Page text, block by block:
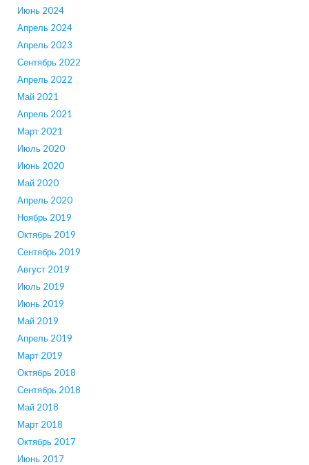
Июнь 2024
Апрель 2024
Апрель 2023
Сентябрь 2022
Апрель 2022
Май 2021
Апрель 2021
Март 2021
Июль 2020
Июнь 2020
Май 2020
Апрель 2020
Ноябрь 2019
Октябрь 2019
Сентябрь 2019
Август 2019
Июль 2019
Июнь 2019
Май 2019
Апрель 2019
Март 2019
Октябрь 2018
Сентябрь 2018
Май 2018
Март 2018
Октябрь 2017
Июнь 2017